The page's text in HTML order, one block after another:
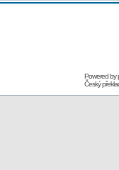
Powered by
Český